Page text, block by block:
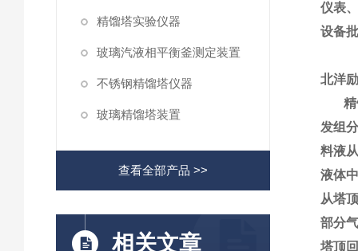
精馏塔实验仪器
玻璃汽液相平衡釜测定装置
不锈钢精馏塔仪器
玻璃精馏塔装置
查看全部产品 >>
相关文章
仪表
设备
北洋
精馏
发组
料液
液体
从塔
部分
塔顶